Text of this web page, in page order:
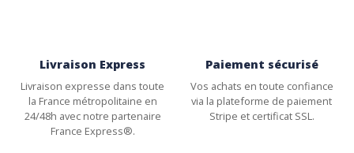
Livraison Express
Livraison expresse dans toute
la France métropolitaine en
24/48h avec notre partenaire
France Express®.
Paiement sécurisé
Vos achats en toute confiance
via la plateforme de paiement
Stripe et certificat SSL.